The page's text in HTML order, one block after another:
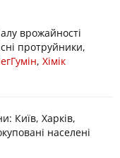
врожайності
протруйники,
, Хімік
Київ, Харків,
населені